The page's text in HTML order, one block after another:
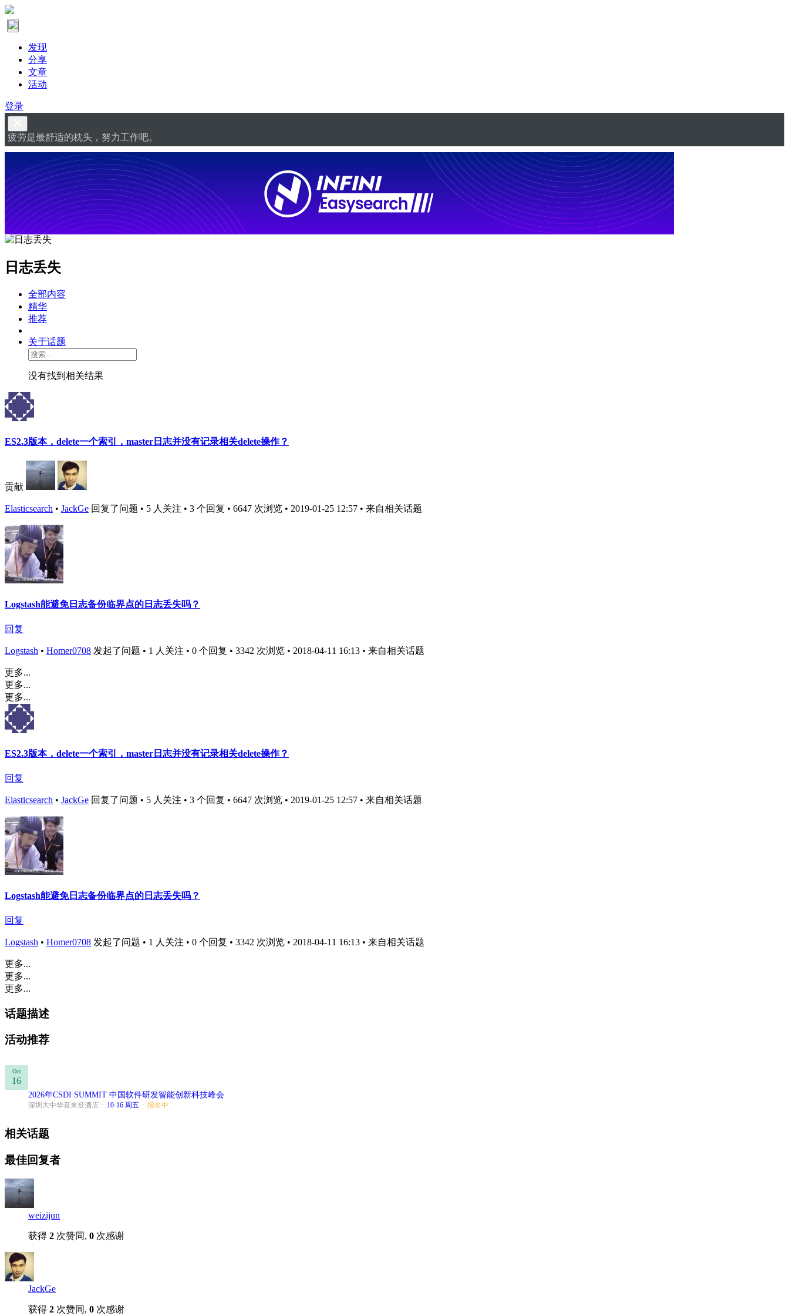
发现
分享
文章
活动
登录
疲劳是最舒适的枕头，努力工作吧。
日志丢失
全部内容
精华
推荐
关于话题
没有找到相关结果
ES2.3版本，delete一个索引，master日志并没有记录相关delete操作？
贡献
Elasticsearch • JackGe 回复了问题 • 5 人关注 • 3 个回复 • 6647 次浏览 • 2019-01-25 12:57 • 来自相关话题
Logstash能避免日志备份临界点的日志丢失吗？
回复
Logstash • Homer0708 发起了问题 • 1 人关注 • 0 个回复 • 3342 次浏览 • 2018-04-11 16:13 • 来自相关话题
更多...
更多...
更多...
ES2.3版本，delete一个索引，master日志并没有记录相关delete操作？
回复
Elasticsearch • JackGe 回复了问题 • 5 人关注 • 3 个回复 • 6647 次浏览 • 2019-01-25 12:57 • 来自相关话题
Logstash能避免日志备份临界点的日志丢失吗？
回复
Logstash • Homer0708 发起了问题 • 1 人关注 • 0 个回复 • 3342 次浏览 • 2018-04-11 16:13 • 来自相关话题
更多...
更多...
更多...
话题描述
活动推荐
Oct
16
2026年CSDI SUMMIT 中国软件研发智能创新科技峰会
深圳大中华喜来登酒店 · 10-16 周五 · 报名中
相关话题
最佳回复者
weizijun
获得 2 次赞同, 0 次感谢
JackGe
获得 2 次赞同, 0 次感谢